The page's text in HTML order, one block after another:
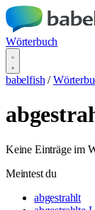
Wörterbuch
babelfish /
Keine Einträge im
Meintest du
abgestrahlt